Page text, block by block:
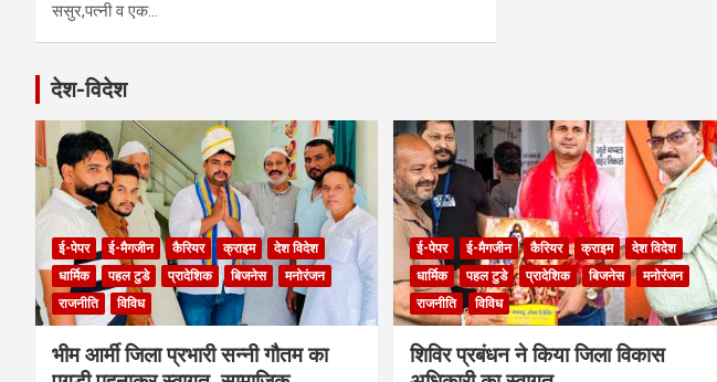
ससुर,पत्नी व एक…
देश-विदेश
ई-पेपर ई-मैगजीन कैरियर क्राइम
देश विदेश
धार्मिक
पहल टुडे प्रादेशिक बिजनेस
मनोरंजन
राजनीति
विविध
भीम आर्मी जिला प्रभारी सन्नी गौतम का
ई-पेपर ई-मैगजीन कैरियर क्राइम
देश विदेश
धार्मिक
पहल टुडे प्रादेशिक बिजनेस
मनोरंजन
राजनीति
विविध
शिविर प्रबंधन ने किया जिला विकास